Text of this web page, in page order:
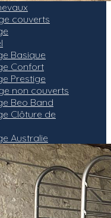
couverts
Basique
Confort
Prestige
non couverts
Beo Band
Clôture de
Australie